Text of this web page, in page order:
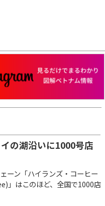
の湖沿いに1000号店
ーン「ハイランズ・コーヒー
」はこのほど、全国で1000店